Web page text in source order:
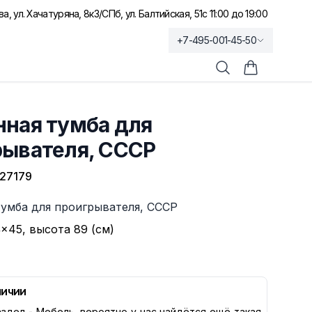
ул. Хачатуряна, 8к3/СПб, ул. Балтийская, 51с 11:00 до 19:00
+7-495-001-45-50
ПоискКорзина
тумба для
СССР
для проигрывателя, СССР
высота 89 (см)